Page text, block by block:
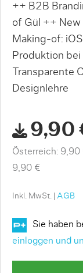
++ B2B
of Gül ++
Making-of:
Produktion
Transparente
Designlehre
9,90
Österreich: 9,90
9,90 €
Inkl. MwSt. | AGB
Sie haben
einloggen und